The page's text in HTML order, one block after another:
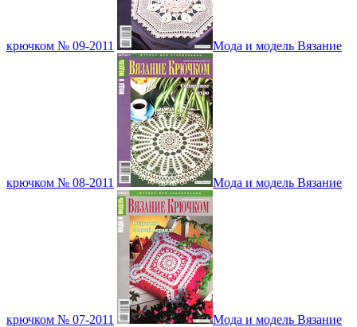
крючком № 09-2011 Мода и модель Вязание
крючком № 08-2011 Мода и модель Вязание
крючком № 07-2011 Мода и модель Вязание